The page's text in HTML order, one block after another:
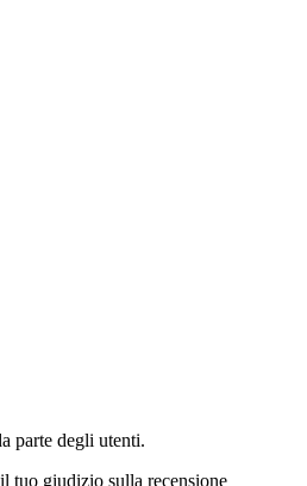
parte degli utenti.
tuo giudizio sulla recensione